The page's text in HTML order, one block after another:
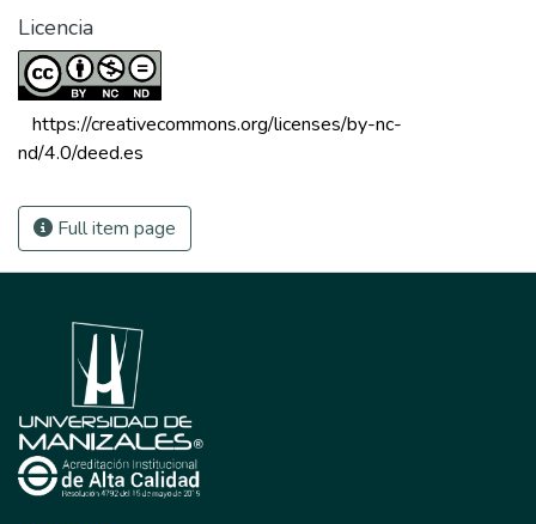
Licencia
https://creativecommons.org/licenses/by-nc-
nd/4.0/deed.es
Full item page